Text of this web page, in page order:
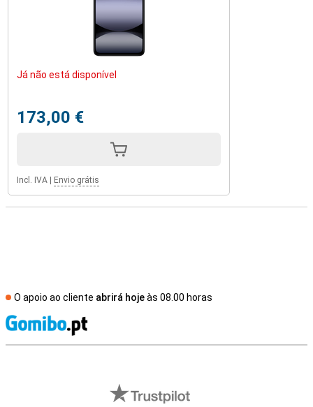
Já não está disponível
173,00 €
Incl. IVA Envio grátis
O apoio ao cliente abrirá hojeàs 08.00 horas